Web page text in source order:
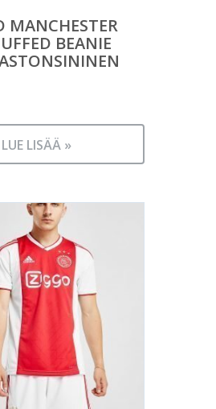
MANCHESTER
BEANIE
LUE LISÄÄ »